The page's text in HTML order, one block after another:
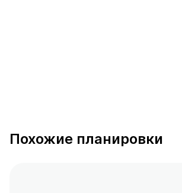
Похожие планировки